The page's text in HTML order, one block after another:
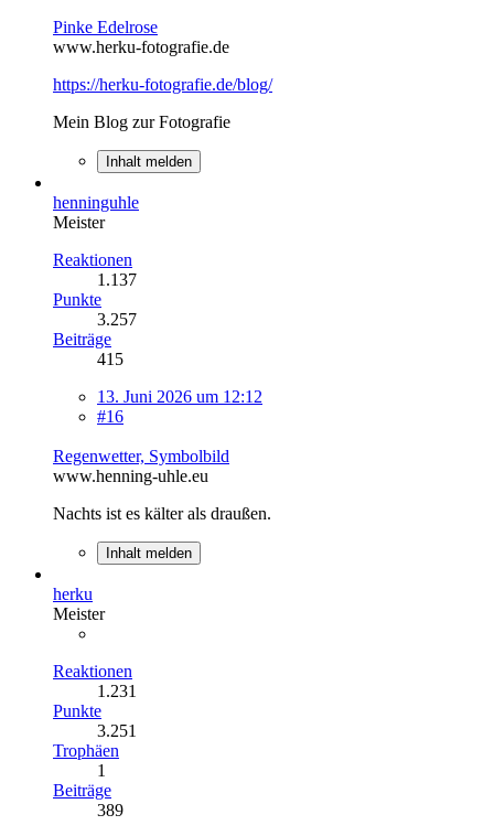
Pinke Edelrose
www.herku-fotografie.de
https://herku-fotografie.de/blog/
Mein Blog zur Fotografie
Inhalt melden
henninguhle
Meister
Reaktionen
1.137
Punkte
3.257
Beiträge
415
13. Juni 2026 um 12:12
#16
Regenwetter, Symbolbild
www.henning-uhle.eu
Nachts ist es kälter als draußen.
Inhalt melden
herku
Meister
Reaktionen
1.231
Punkte
3.251
Trophäen
1
Beiträge
389